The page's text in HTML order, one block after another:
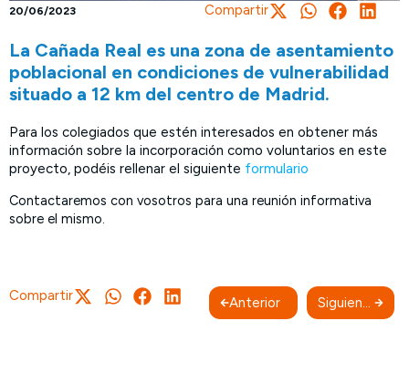
20/06/2023 Compartir
La Cañada Real es una zona de asentamiento
poblacional en condiciones de vulnerabilidad
situado a 12 km del centro de Madrid.
Para los colegiados que estén interesados en obtener más
información sobre la incorporación como voluntarios en este
proyecto, podéis rellenar el siguiente formulario
Contactaremos con vosotros para una reunión informativa
sobre el mismo.
Compartir Anterior Siguiente